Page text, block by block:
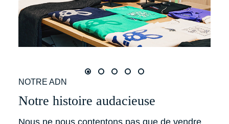
slide 0slide 1slide 2slide 3slide 4
NOTRE ADN
Notre histoire audacieuse
Nous ne nous contentons pas que de vendre